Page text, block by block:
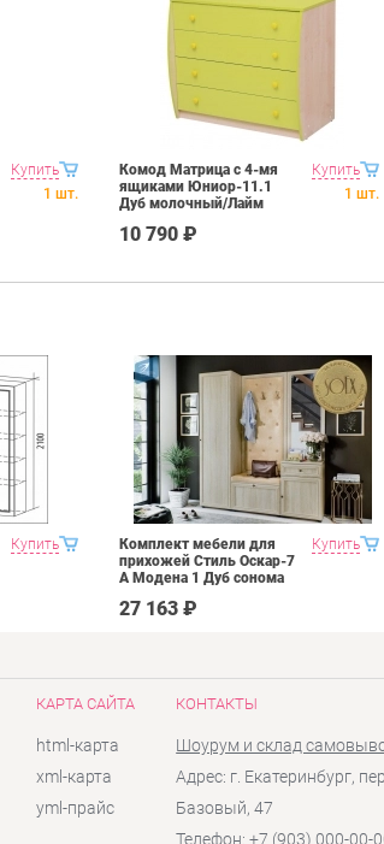
Купить
1 шт.
Купить
Комод Матрица с 4-мя
ящиками Юниор-11.1
Дуб молочный/Лайм
10 790 ₽
1 шт.
Купить Купить
Комплект мебели для
прихожей Стиль Оскар-7
А Модена 1 Дуб сонома
27 163 ₽
КАРТА САЙТА
html-карта
xml-карта
yml-прайс
КОНТАКТЫ
Шоурум и склад
Адрес: г. Екатеринбург, пер.
Базовый, 47
Телефон: +7 (903) 000-00-